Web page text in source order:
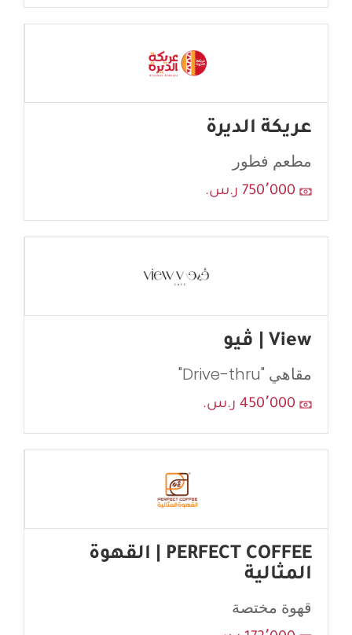
عريكة الديرة
مطعم فطور
750٬000 ر.س.
View | ڤيو
مقاهي "Drive-thru"
450٬000 ر.س.
PERFECT COFFEE | القهوة
المثالية
قهوة مختصة